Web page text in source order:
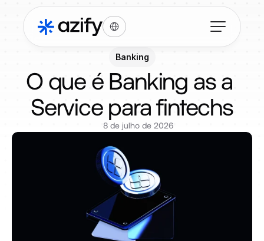
Select Language
Banking
O que é Banking as a
Service para fintechs
8 de julho de 2026